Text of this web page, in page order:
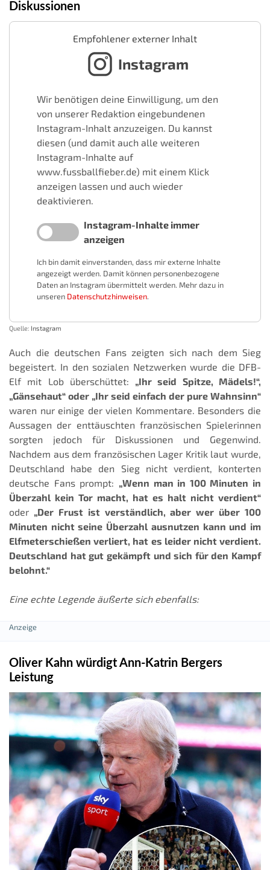
Diskussionen
Empfohlener externer Inhalt
Instagram
Wir benötigen deine Einwilligung, um den
von unserer Redaktion eingebundenen
Instagram-Inhalt anzuzeigen. Du kannst
diesen (und damit auch alle weiteren
Instagram-Inhalte auf
www.fussballfieber.de) mit einem Klick
anzeigen lassen und auch wieder
deaktivieren.
Instagram-Inhalte immer
anzeigen
Ich bin damit einverstanden, dass mir externe Inhalte
angezeigt werden. Damit können personenbezogene
Daten an Instagram übermittelt werden. Mehr dazu in
unseren Datenschutzhinweisen.
Quelle: Instagram
Auch die deutschen Fans zeigten sich nach dem Sieg
begeistert. In den sozialen Netzwerken wurde die DFB-
Elf mit Lob überschüttet: „Ihr seid Spitze, Mädels!“,
„Gänsehaut“ oder „Ihr seid einfach der pure Wahnsinn“
waren nur einige der vielen Kommentare. Besonders die
Aussagen der enttäuschten französischen Spielerinnen
sorgten jedoch für Diskussionen und Gegenwind.
Nachdem aus dem französischen Lager Kritik laut wurde,
Deutschland habe den Sieg nicht verdient, konterten
deutsche Fans prompt: „Wenn man in 100 Minuten in
Überzahl kein Tor macht, hat es halt nicht verdient“
oder „Der Frust ist verständlich, aber wer über 100
Minuten nicht seine Überzahl ausnutzen kann und im
Elfmeterschießen verliert, hat es leider nicht verdient.
Deutschland hat gut gekämpft und sich für den Kampf
belohnt.“
Eine echte Legende äußerte sich ebenfalls:
Oliver Kahn würdigt Ann-Katrin Bergers
Leistung